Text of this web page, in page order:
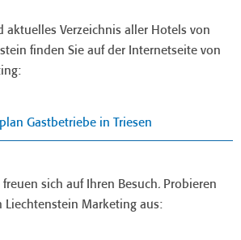
aktuelles Verzeichnis aller Hotels von
finden Sie auf der Internetseite von
Gastbetriebe in Triesen
sich auf Ihren Besuch. Probieren
Liechtenstein Marketing aus: